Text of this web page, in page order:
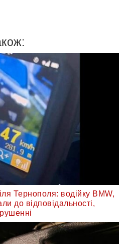
Тернополя: водійку BMW,
до відповідальності,